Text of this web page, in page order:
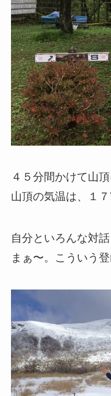
４５分間かけて山頂
山頂の気温は、１
自分といろんな対
まぁ〜。こういう